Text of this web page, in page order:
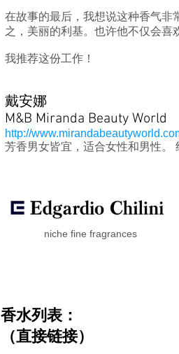
在故事的最后，我想说这种香气非
之，美丽的利基。也许他不仅会喜
我推荐这份工作！
戴安娜
M&B Miranda Beauty World
http://
芳香男女皆宜，适合女性和男性。
niche fine fragrances
香水列表：
（直接链接）